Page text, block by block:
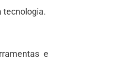
tecnologia.
e